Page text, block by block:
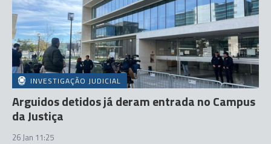
INVESTIGAÇÃO JUDICIAL
Arguidos detidos já deram entrada no Campus
da Justiça
26 Jan 11:25